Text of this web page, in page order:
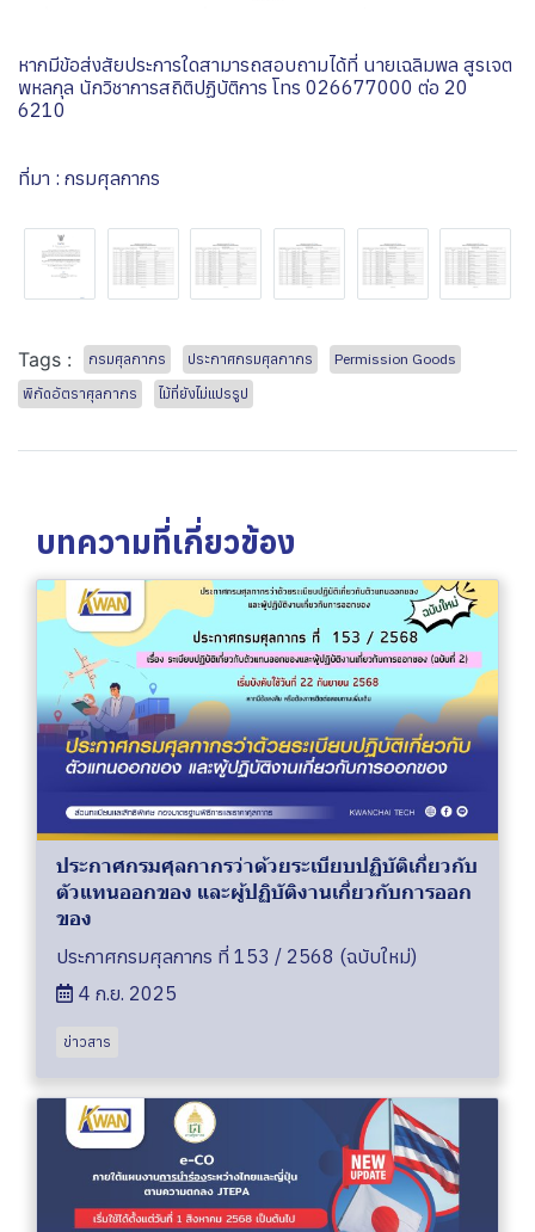
หากมีข้อส่งสัยประการใดสามารถสอบถามได้ที่ นายเฉลิมพล สูรเจต
พหลกุล นักวิชาการสถิติปฏิบัติการ โทร 026677000 ต่อ 20
6210
ที่มา : กรมศุลกากร
Tags : กรมศุลกากร ประกาศกรมศุลกากร
Permission Goods
พิกัดอัตราศุลกากร
ไม้ที่ยังไม่แปรรูป
บทความที่เกี่ยวข้อง
ประกาศกรมศุลกากรว่าด้วยระเบียบปฏิบัติเกี่ยวกับ
ตัวแทนออกของ และผู้ปฏิบัติงานเกี่ยวกับการออก
ของ
ประกาศกรมศุลกากร ที่ 153 / 2568 (ฉบับใหม่)
4 ก.ย. 2025
ข่าวสาร